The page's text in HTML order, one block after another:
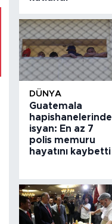
DÜNYA
Guatemala
hapishanelerinde
isyan: En az 7
polis memuru
hayatını kaybetti